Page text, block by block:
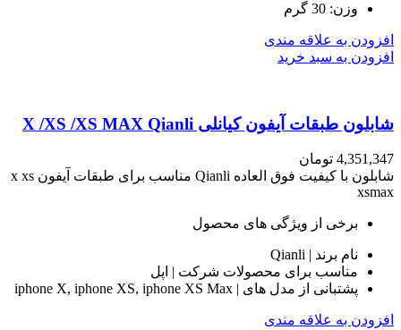
وزن: 30 گرم
افزودن به علاقه مندی
افزودن به سبد خرید
شابلون طبقات آیفون کیانلی X /XS /XS MAX Qianli
4,351,347 تومان
شابلون با کیفیت فوق العاده Qianli مناسب برای طبقات آیفون x xs
xsmax
برخی از ویژگی های محصول
نام برند | Qianli
مناسب برای محصولات شرکت | اپل
پشتبانی از مدل های | iphone X, iphone XS, iphone XS Max
افزودن به علاقه مندی